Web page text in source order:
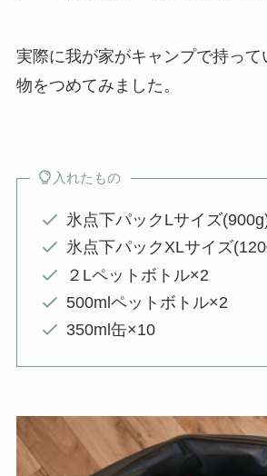
実際に我が家がキャンプで持って
物をつめてみました。
入れたもの
氷点下パックLサイズ
氷点下パックXLサイズ
２Lペットボトル×2
500mlペットボトル×2
350ml缶×10